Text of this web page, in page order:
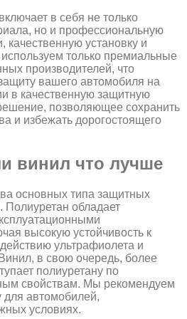
в себя не только
но и профессиональную
качественную установку и
только премиальные
производителей, что
вашего автомобиля на
в качественную защитную
позволяющее сохранить
и избежать дорогостоящего
винил что лучше
основных типа защитных
Полиуретан обладает
высокую устойчивость к
ультрафиолета и
в свою очередь, более
полиуретану по
свойствам. Мы рекомендуем
для автомобилей,
условиях.